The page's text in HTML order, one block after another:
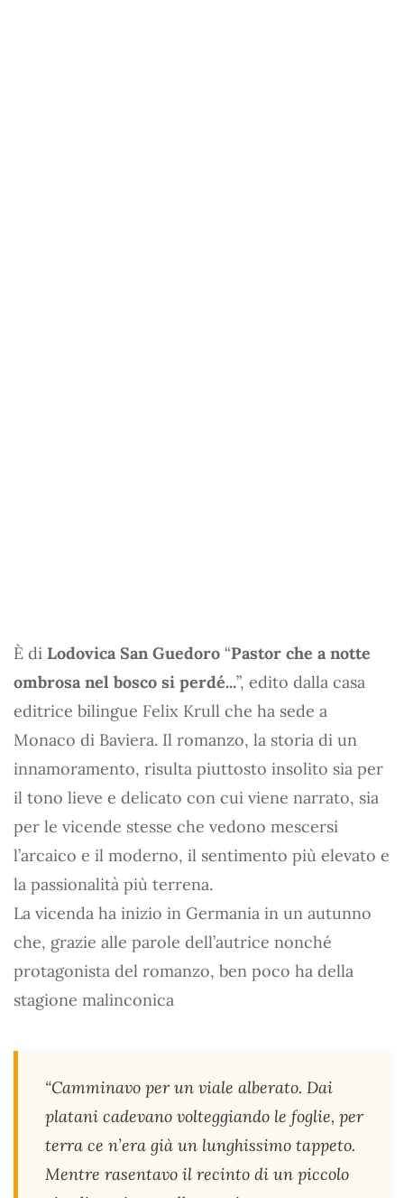
È di Lodovica San Guedoro “Pastor che a notte
ombrosa nel bosco si perdé...”, edito dalla casa
editrice bilingue Felix Krull che ha sede a
Monaco di Baviera. Il romanzo, la storia di un
innamoramento, risulta piuttosto insolito sia per
il tono lieve e delicato con cui viene narrato, sia
per le vicende stesse che vedono mescersi
l’arcaico e il moderno, il sentimento più elevato e
la passionalità più terrena.
La vicenda ha inizio in Germania in un autunno
che, grazie alle parole dell’autrice nonché
protagonista del romanzo, ben poco ha della
stagione malinconica
“Camminavo per un viale alberato. Dai
platani cadevano volteggiando le foglie, per
terra ce n’era già un lunghissimo tappeto.
Mentre rasentavo il recinto di un piccolo